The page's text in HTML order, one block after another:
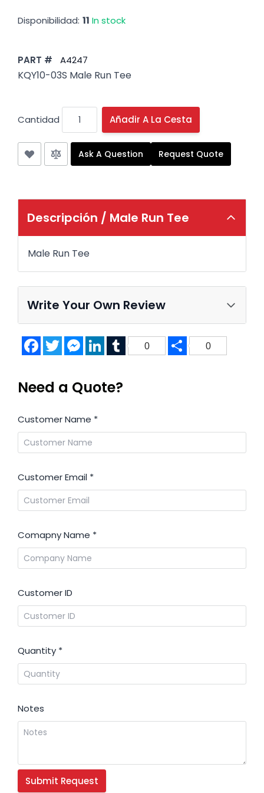
Disponibilidad: 11 In stock
PART # A4247
KQY10-03S Male Run Tee
Cantidad Añadir A La Cesta
Ask A Question Request Quote
Descripción / Male Run Tee
Male Run Tee
Write Your Own Review
FacebookTwitterMessenger
LinkedInTumblr
0 Share
0
Need a Quote?
Customer Name *
Customer Email *
Comapny Name *
Customer ID
Quantity *
Notes